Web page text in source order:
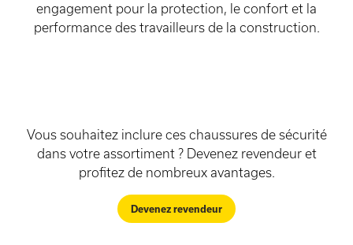
engagement pour la protection, le confort et la
performance des travailleurs de la construction.
Vous souhaitez inclure ces chaussures de sécurité
dans votre assortiment ? Devenez revendeur et
profitez de nombreux avantages.
Devenez revendeur